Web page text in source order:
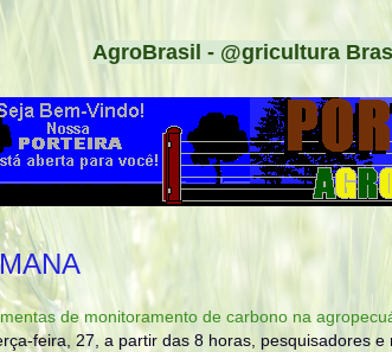
AgroBrasil - @gricultura
de monitoramento de carbono na
feira, 27, a partir das 8 horas, pesquisadores